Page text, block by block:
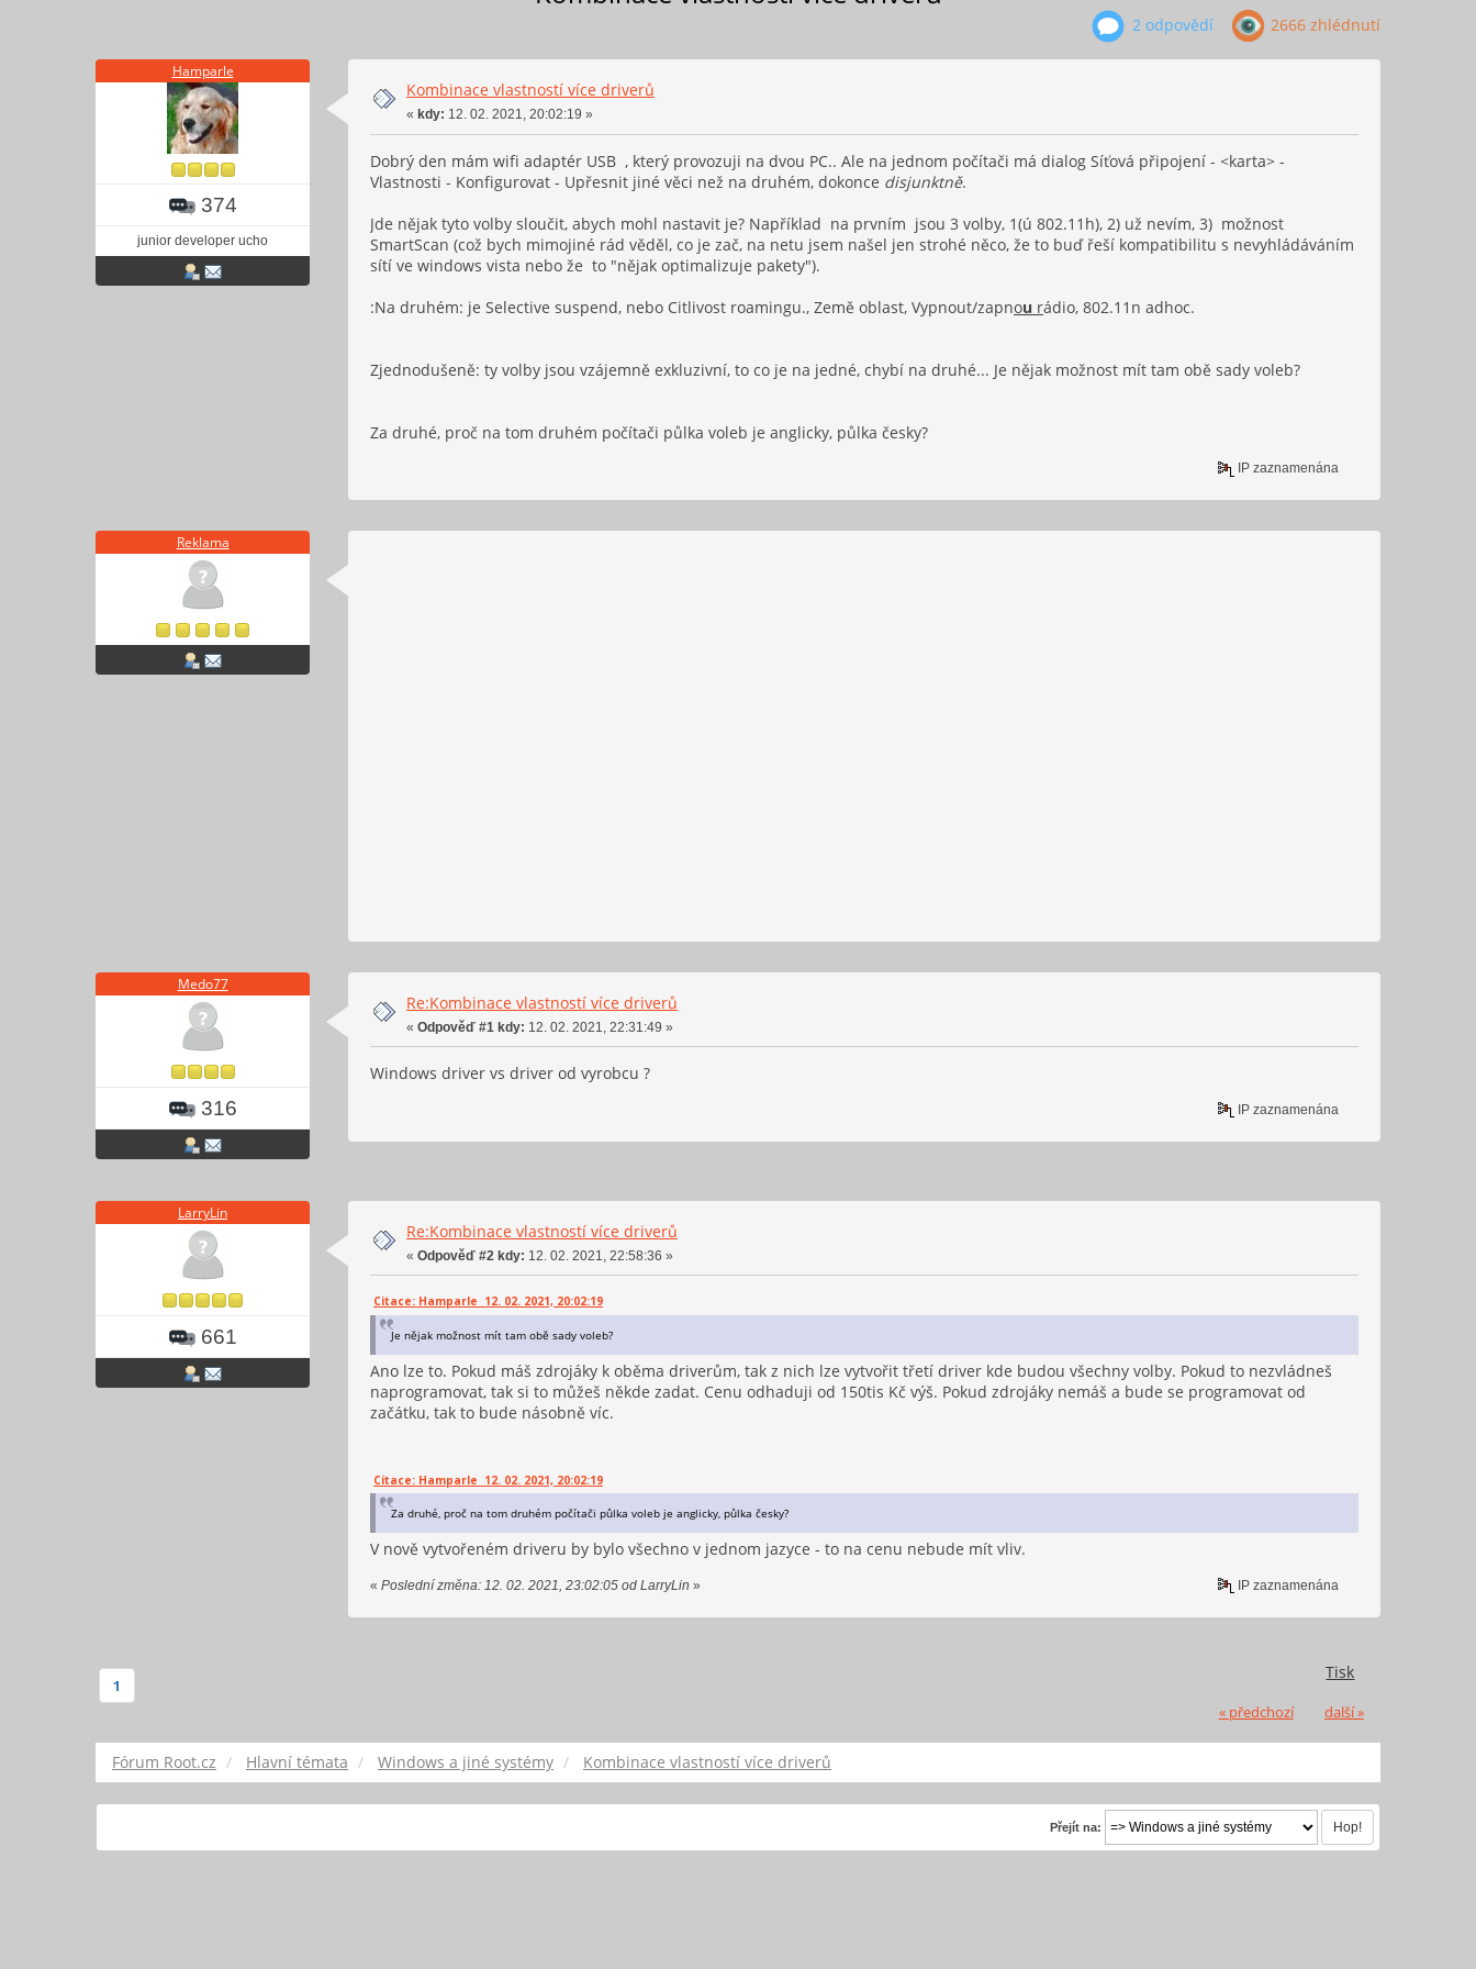
2 odpovědí 2666 zhlédnutí
Hamparle
374
junior developer ucho
Kombinace vlastností více driverů
« kdy: 12. 02. 2021, 20:02:19 »
Dobrý den mám wifi adaptér USB , který provozuji na dvou PC.. Ale na jednom počítači má dialog Síťová připojení - <karta> -
Vlastnosti - Konfigurovat - Upřesnit jiné věci než na druhém, dokonce disjunktně.
Jde nějak tyto volby sloučit, abych mohl nastavit je? Například na prvním jsou 3 volby, 1(ú 802.11h), 2) už nevím, 3) možnost
SmartScan (což bych mimojiné rád věděl, co je zač, na netu jsem našel jen strohé něco, že to buď řeší kompatibilitu s nevyhládáváním
sítí ve windows vista nebo že to "nějak optimalizuje pakety").
:Na druhém: je Selective suspend, nebo Citlivost roamingu., Země oblast, Vypnout/zapnou rádio, 802.11n adhoc.
Zjednodušeně: ty volby jsou vzájemně exkluzivní, to co je na jedné, chybí na druhé... Je nějak možnost mít tam obě sady voleb?
Za druhé, proč na tom druhém počítači půlka voleb je anglicky, půlka česky?
IP zaznamenána
Reklama
Medo77
316
Re:Kombinace vlastností více driverů
« Odpověď #1 kdy: 12. 02. 2021, 22:31:49 »
Windows driver vs driver od vyrobcu ?
IP zaznamenána
LarryLin
661
Re:Kombinace vlastností více driverů
« Odpověď #2 kdy: 12. 02. 2021, 22:58:36 »
Citace: Hamparle 12. 02. 2021, 20:02:19
Je nějak možnost mít tam obě sady voleb?
Ano lze to. Pokud máš zdrojáky k oběma driverům, tak z nich lze vytvořit třetí driver kde budou všechny volby. Pokud to nezvládneš
naprogramovat, tak si to můžeš někde zadat. Cenu odhaduji od 150tis Kč výš. Pokud zdrojáky nemáš a bude se programovat od
začátku, tak to bude násobně víc.
Citace: Hamparle 12. 02. 2021, 20:02:19
Za druhé, proč na tom druhém počítači půlka voleb je anglicky, půlka česky?
V nově vytvořeném driveru by bylo všechno v jednom jazyce - to na cenu nebude mít vliv.
« Poslední změna: 12. 02. 2021, 23:02:05 od LarryLin » IP zaznamenána
Tisk
1
« předchozí další »
Fórum Root.cz Hlavní témata Windows a jiné systémy Kombinace vlastností více driverů
Přejít na: